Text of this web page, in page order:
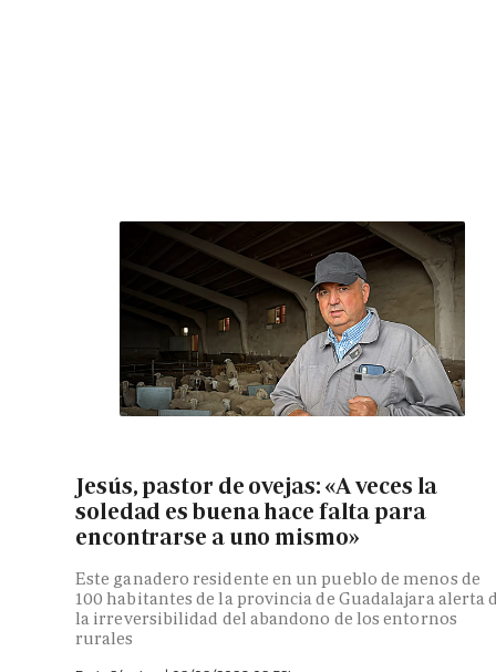
Jesús, pastor de ovejas: «A veces la
soledad es buena hace falta para
encontrarse a uno mismo»
Este ganadero residente en un pueblo de menos de
100 habitantes de la provincia de Guadalajara alerta
la irreversibilidad del abandono de los entornos
rurales